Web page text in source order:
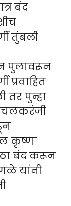
बंद
तुंबली
पुलावरून
प्रवाहित
तर पुन्हा
कृष्णा
बंद करून
यांनी